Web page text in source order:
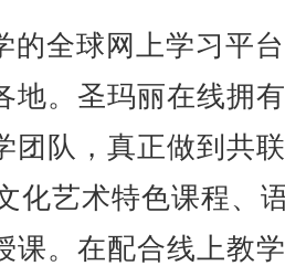
全球网上学习平
。圣玛丽在线拥
队，真正做到共
化艺术特色课程、
。在配合线上教